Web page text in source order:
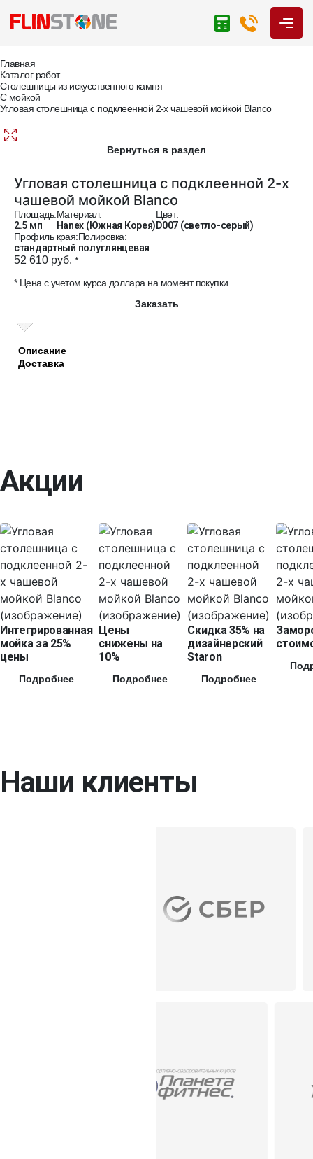
Главная
Каталог работ
Столешницы из искусственного камня
С мойкой
Угловая столешница с подклеенной 2-х чашевой мойкой Blanco
Вернуться в раздел
Угловая столешница с подклеенной 2-х
чашевой мойкой Blanco
Площадь:
2.5 мп
Материал:
Hanex (Южная Корея)
Цвет:
D007 (светло-серый)
Профиль края:
стандартный
Полировка:
полуглянцевая
52 610 руб. *
* Цена с учетом курса доллара на момент покупки
Заказать
Описание
Доставка
Акции
Интегрированная
мойка за 25%
цены
Подробнее
Цены
снижены на
10%
Подробнее
Скидка 35% на
дизайнерский
Staron
Подробнее
Наши клиенты